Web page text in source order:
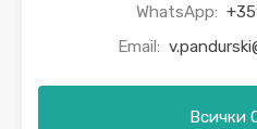
WhatsApp:
Email:
Всички